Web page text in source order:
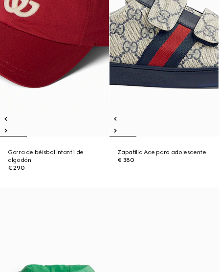
Gorra de béisbol infantil de
algodón
€ 290
Zapatilla Ace para adolescente
€ 380